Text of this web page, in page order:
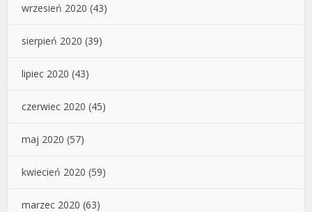
wrzesień 2020 (43)
sierpień 2020 (39)
lipiec 2020 (43)
czerwiec 2020 (45)
maj 2020 (57)
kwiecień 2020 (59)
marzec 2020 (63)